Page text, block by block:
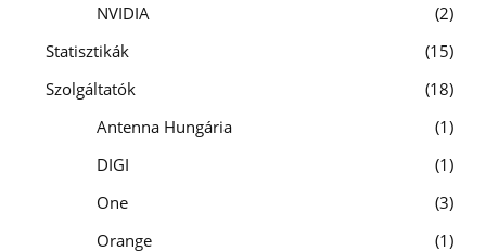
NVIDIA
2
Statisztikák
15
Szolgáltatók
18
Antenna Hungária
1
DIGI
1
One
3
Orange
1